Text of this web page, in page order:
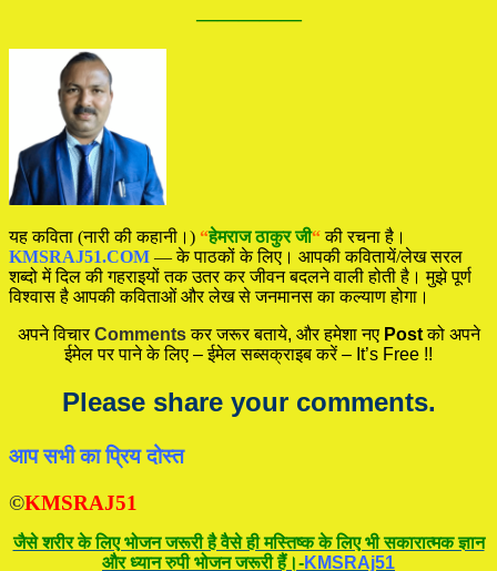
—————
यह कविता (नारी की कहानी।) “हेमराज ठाकुर जी“की रचना है।
KMSRAJ51.COM — के पाठकों के लिए। आपकी कवितायें/लेख सरल
शब्दो में दिल की गहराइयों तक उतर कर जीवन बदलने वाली होती है। मुझे पूर्ण
विश्वास है आपकी कविताओं और लेख से जनमानस का कल्याण होगा।
अपने विचारCommentsकर जरूर बताये, और हमेशा नए Postको अपने
ईमेल पर पाने के लिए – ईमेल सब्सक्राइब करें – It’s Free !!
Please share your comments.
आप सभी का प्रिय दोस्त
©KMSRAJ51
जैसे शरीर के लिए भोजन जरूरी है वैसे ही मस्तिष्क के लिए भी सकारात्मक ज्ञान
और ध्यान रुपी भोजन जरूरी हैं।-KMSRAj51